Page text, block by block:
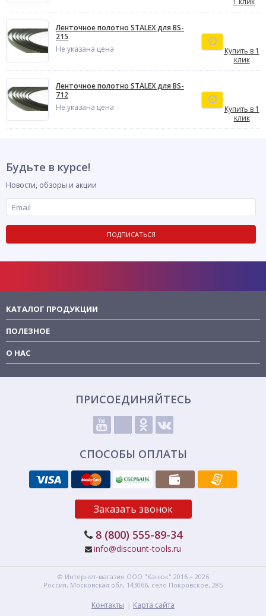
Ленточное полотно STALEX для BS-
215
Не указана цена
Купить в 1
клик
Ленточное полотно STALEX для BS-
712
Не указана цена
Купить в 1
клик
Будьте в курсе!
Новости, обзоры и акции
ПОДПИСАТЬСЯ
КАТАЛОГ ПРОДУКЦИИ
ПОЛЕЗНОЕ
О НАС
ПРИСОЕДИНЯЙТЕСЬ
СПОСОБЫ ОПЛАТЫ
Заказать звонок
8 (800) 555-89-34
info@discount-tools.ru
© Интернет-магазин ООО "Канюк" 2016 – 2026
Россия, Московская обл, 143066, село Покровское, 28Б
Контакты Карта сайта